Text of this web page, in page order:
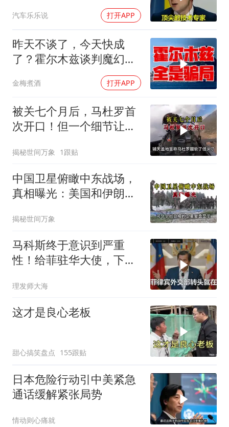
汽车乐乐说 打开APP
昨天不谈了，今天快成
了？霍尔木兹谈判魔幻反
金梅煮酒 打开APP
被关七个月后，马杜罗首
次开口！但一个细节让特
揭秘世间万象 1跟贴
中国卫星俯瞰中东战场，
真相曝光：美国和伊朗都
揭秘世间万象
马科斯终于意识到严重
性！给菲驻华大使，下达
理发师大海
这才是良心老板
甜心搞笑盘点 155跟贴
日本危险行动引中美紧急
通话缓解紧张局势
情动则心痛就